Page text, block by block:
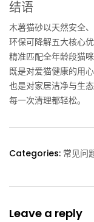
结语
木薯猫砂以天然安全
环保可降解五大核心
精准匹配全年龄段猫
既是对爱猫健康的用心
也是对家居洁净与生
每一次清理都轻松。
Categories: 常见问
Leave a reply